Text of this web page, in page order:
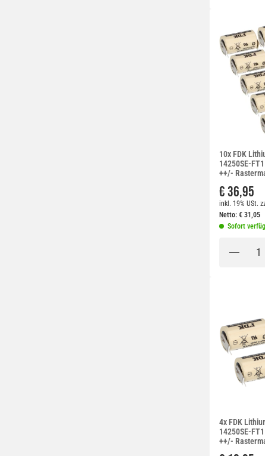
10x FDK
14250SE-
++/-
€ 36,95
inkl. 19% USt.
Netto: € 31,05
Sofort
4x FDK
14250SE-
++/-